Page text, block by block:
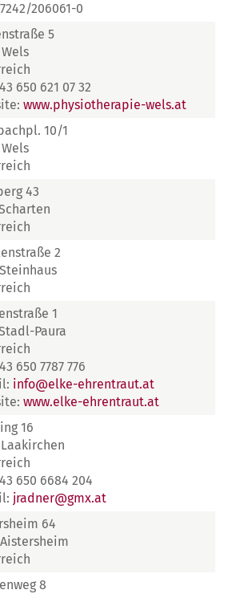
206061-0
5
650 621 07 32
www.physiotherapie-wels.at
10/1
43
2
1
Paura
650 7787 776
info@elke-ehrentraut.at
www.elke-ehrentraut.at
16
650 6684 204
jradner@gmx.at
64
8